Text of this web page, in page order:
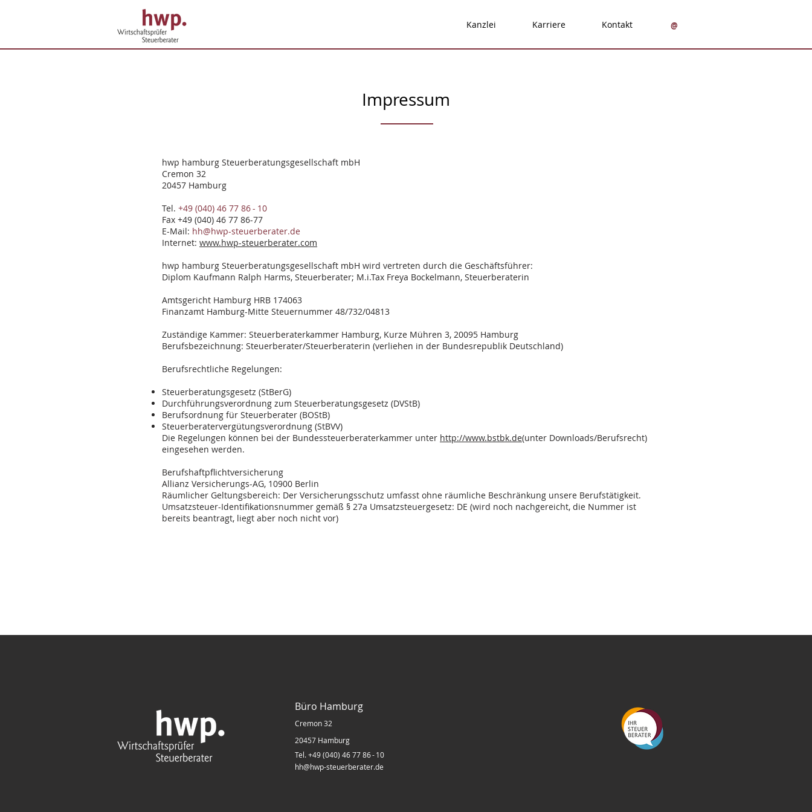
Kanzlei Karriere Kontakt @
Impressum
hwp hamburg Steuerberatungsgesellschaft mbH
Cremon 32
20457 Hamburg
Tel. +49 (040) 46 77 86 - 10
Fax +49 (040) 46 77 86-77
E-Mail: hh@hwp-steuerberater.de
Internet: www.hwp-steuerberater.com
hwp hamburg Steuerberatungsgesellschaft mbH wird vertreten durch die Geschäftsführer:
Diplom Kaufmann Ralph Harms, Steuerberater; M.i.Tax Freya Bockelmann, Steuerberaterin
Amtsgericht Hamburg HRB 174063
Finanzamt Hamburg-Mitte Steuernummer 48/732/04813
Zuständige Kammer: Steuerberaterkammer Hamburg, Kurze Mühren 3, 20095 Hamburg
Berufsbezeichnung: Steuerberater/Steuerberaterin (verliehen in der Bundesrepublik Deutschland)
Berufsrechtliche Regelungen:
Steuerberatungsgesetz (StBerG)
Durchführungsverordnung zum Steuerberatungsgesetz (DVStB)
Berufsordnung für Steuerberater (BOStB)
Steuerberatervergütungsverordnung (StBVV)
Die Regelungen können bei der Bundessteuerberaterkammer unter http://www.bstbk.de(unter Downloads/Berufsrecht)
eingesehen werden.
Berufshaftpflichtversicherung
Allianz Versicherungs-AG, 10900 Berlin
Räumlicher Geltungsbereich: Der Versicherungsschutz umfasst ohne räumliche Beschränkung unsere Berufstätigkeit.
Umsatzsteuer-Identifikationsnummer gemäß § 27a Umsatzsteuergesetz: DE (wird noch nachgereicht, die Nummer ist
bereits beantragt, liegt aber noch nicht vor)
Büro Hamburg
Cremon 32
20457 Hamburg
Tel. +49 (040) 46 77 86 - 10
hh@hwp-steuerberater.de